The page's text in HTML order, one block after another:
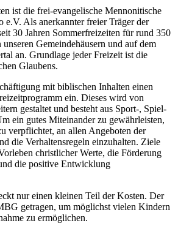
ist die frei-evangelische Mennonitische
e.V. Als anerkannter freier Träger der
30 Jahren Sommerfreizeiten für rund 350
Gemeindehäusern und auf dem
an. Grundlage jeder Freizeit ist die
Glaubens.
mit biblischen Inhalten einen
ein. Dieses wird von
gestaltet und besteht aus Sport-, Spiel-
ein gutes Miteinander zu gewährleisten,
verpflichtet, an allen Angeboten der
die Verhaltensregeln einzuhalten. Ziele
christlicher Werte, die Förderung
die positive Entwicklung
nur einen kleinen Teil der Kosten. Der
getragen, um möglichst vielen Kindern
zu ermöglichen.